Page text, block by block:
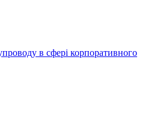
в сфері корпоративного